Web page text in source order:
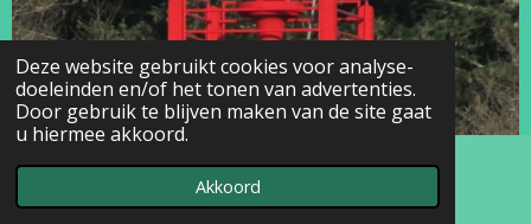
Deze website gebruikt cookies voor analyse-
doeleinden en/of het tonen van advertenties.
Door gebruik te blijven maken van de site gaat
u hiermee akkoord.
AkkoordE-mailadres